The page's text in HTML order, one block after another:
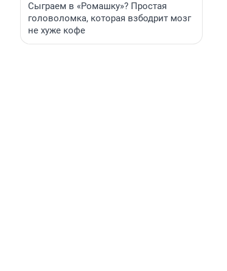
Сыграем в «Ромашку»? Простая
головоломка, которая взбодрит мозг
не хуже кофе